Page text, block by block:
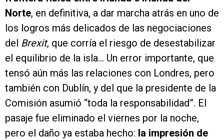
Norte, en definitiva, a dar marcha atrás en uno de
los logros más delicados de las negociaciones
del Brexit, que corría el riesgo de desestabilizar
el equilibrio de la isla... Un error importante, que
tensó aún más las relaciones con Londres, pero
también con Dublín, y del que la presidente de la
Comisión asumió “toda la responsabilidad”. El
pasaje fue eliminado el viernes por la noche,
pero el daño ya estaba hecho: la impresión de